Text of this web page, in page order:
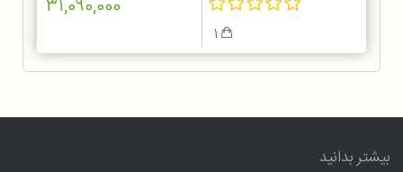
31,090,000
بیشتر بدانید